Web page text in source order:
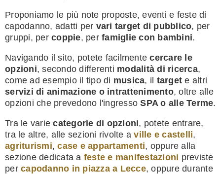
Proponiamo le più note proposte, eventi e feste di
capodanno, adatti per vari target di pubblico, per
gruppi, per coppie, per famiglie con bambini.
Navigando il sito, potete facilmentecercare le
opzioni, secondo differenti modalità di ricerca,
come ad esempio il tipo di musica, il target e altri
servizi di animazione o intrattenimento, oltre alle
opzioni che prevedono l'ingressoSPA o alle Terme.
Tra le variecategorie di opzioni, potete entrare,
tra le altre, alle sezioni rivolte aville e castelli,
agriturismi,case e appartamenti, oppure alla
sezione dedicata a feste e manifestazioni previste
per capodanno in piazza a Lecce, oppure durante